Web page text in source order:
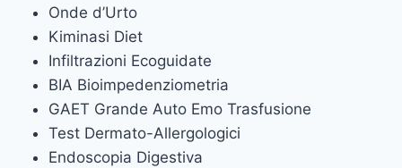
Onde d’Urto
Kiminasi Diet
Infiltrazioni Ecoguidate
BIA Bioimpedenziometria
GAET Grande Auto Emo Trasfusione
Test Dermato-Allergologici
Endoscopia Digestiva